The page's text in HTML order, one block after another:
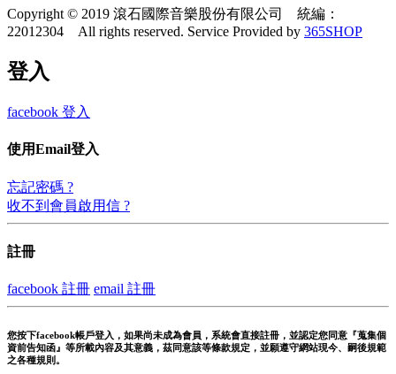
Copyright © 2019 滾石國際音樂股份有限公司 統編：
22012304 All rights reserved. Service Provided by 365SHOP
登入
facebook 登入
使用Email登入
忘記密碼 ?
收不到會員啟用信 ?
註冊
facebook 註冊 email 註冊
您按下facebook帳戶登入，如果尚未成為會員，系統會直接註冊，並認定您同意『蒐集個
資前告知函』等所載內容及其意義，茲同意該等條款規定，並願遵守網站現今、嗣後規範
之各種規則。